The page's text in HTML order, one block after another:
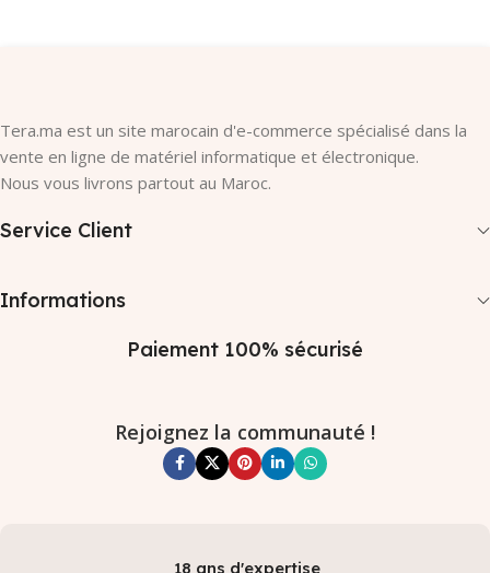
Tera.ma est un site marocain d'e-commerce spécialisé dans la
vente en ligne de matériel informatique et électronique.
Nous vous livrons partout au Maroc.
Service Client
Informations
Paiement 100% sécurisé
Rejoignez la communauté !
18 ans d'expertise